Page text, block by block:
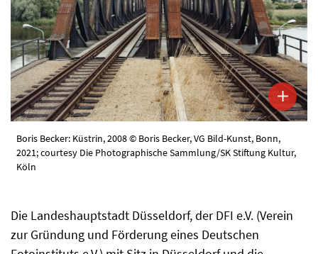
Boris Becker: Küstrin, 2008 © Boris Becker, VG Bild-Kunst, Bonn,
2021; courtesy Die Photographische Sammlung/SK Stiftung Kultur,
Köln
Die Landeshauptstadt Düsseldorf, der DFI e.V. (Verein
zur Gründung und Förderung eines Deutschen